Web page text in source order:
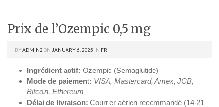
Prix de l’Ozempic 0,5 mg
BY ADMIN2 ON JANUARY 6, 2025 IN FR
Ingrédient actif: Ozempic (Semaglutide)
Mode de paiement: VISA, Mastercard, Amex, JCB,
Bitcoin, Ethereum
Délai de livraison: Courrier aérien recommandé (14-21